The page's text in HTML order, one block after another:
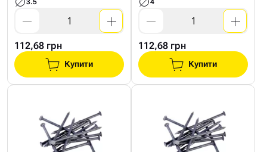
3.5
112,68 грн
Купити
4
112,68 грн
Купити